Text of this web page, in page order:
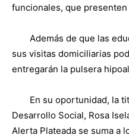
funcionales, que
Además de que las
sus visitas domiciliarias
entregarán la pulsera
En su oportunidad, la
Desarrollo Social, Rosa
Alerta Plateada se suma a